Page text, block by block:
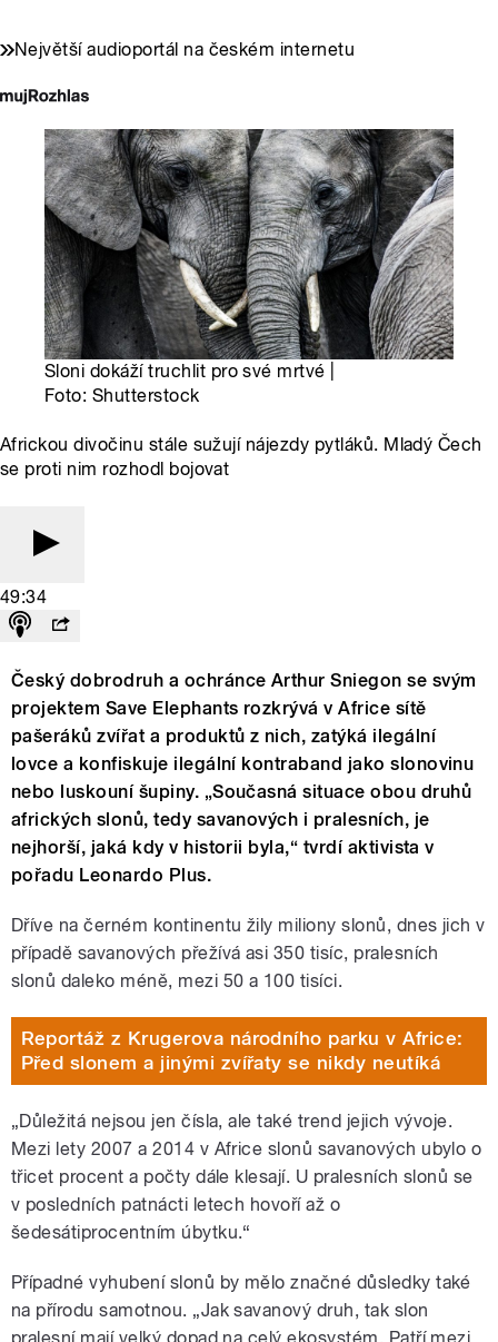
Největší audioportál na českém internetu
Sloni dokáží truchlit pro své mrtvé |
Foto: Shutterstock
Africkou divočinu stále sužují nájezdy pytláků. Mladý Čech
se proti nim rozhodl bojovat
49:34
Český dobrodruh a ochránce Arthur Sniegon se svým
projektem Save Elephants rozkrývá v Africe sítě
pašeráků zvířat a produktů z nich, zatýká ilegální
lovce a konfiskuje ilegální kontraband jako slonovinu
nebo luskouní šupiny. „Současná situace obou druhů
afrických slonů, tedy savanových i pralesních, je
nejhorší, jaká kdy v historii byla,“ tvrdí aktivista v
pořadu Leonardo Plus.
Dříve na černém kontinentu žily miliony slonů, dnes jich v
případě savanových přežívá asi 350 tisíc, pralesních
slonů daleko méně, mezi 50 a 100 tisíci.
Reportáž z Krugerova národního parku v Africe:
Před slonem a jinými zvířaty se nikdy neutíká
„Důležitá nejsou jen čísla, ale také trend jejich vývoje.
Mezi lety 2007 a 2014 v Africe slonů savanových ubylo o
třicet procent a počty dále klesají. U pralesních slonů se
v posledních patnácti letech hovoří až o
šedesátiprocentním úbytku.“
Případné vyhubení slonů by mělo značné důsledky také
na přírodu samotnou. „Jak savanový druh, tak slon
pralesní mají velký dopad na celý ekosystém. Patří mezi